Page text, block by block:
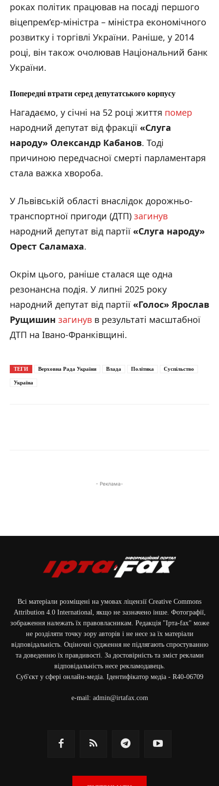
роках політик працював на посаді першого
віцепрем’єр-міністра – міністра економічного
розвитку і торгівлі України. Раніше, у 2014
році, він також очолював Національний банк
України.
Попередні втрати серед депутатського корпусу
Нагадаємо, у січні на 52 році життя помер
народний депутат від фракції «Слуга
народу» Олександр Кабанов. Тоді
причиною передчасної смерті парламентаря
стала важка хвороба.
У Львівській області внаслідок дорожньо-
транспортної пригоди (ДТП) загинув
народний депутат від партії «Слуга народу»
Орест Саламаха.
Окрім цього, раніше сталася ще одна
резонансна подія. У липні 2025 року
народний депутат від партії «Голос» Ярослав
Рущишин загинув в результаті масштабної
ДТП на Івано-Франківщині.
ТЕГИ Верховна Рада України Влада Політика Суспільство
Україна
- Реклама-
Всі матеріали розміщені на умовах ліцензії Creative Commons
Attribution 4.0 International, якщо не зазначено інше. Фотографії,
зображення належать їх правовласникам. Редакція "Ірта-fax" може
не розділяти точку зору авторів і не несе за їх матеріали
відповідальність. Оціночні судження не підлягають спростуванню
та доведенню їх правдивості. За достовірність та зміст реклами
відповідальність несе рекламодавець.
Cуб'єкт у сфері онлайн-медіа. Ідентифікатор медіа - R40-06709
e-mail: admin@irtafax.com